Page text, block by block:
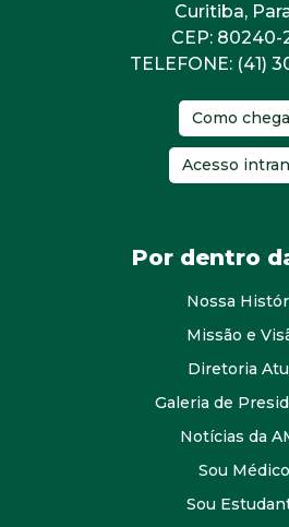
Curitiba,
CEP: 80240-
TELEFONE: (41)
Como
Acesso
Por dentro
Nossa
Missão e
Diretoria
Galeria de
Notícias da
Sou Médico
Sou